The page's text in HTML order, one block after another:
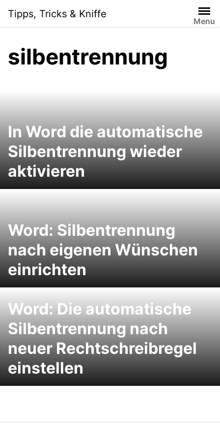
content
Tipps, Tricks & Kniffe
Menu
silbentrennung
In Word die automatische
Silbentrennung wieder
aktivieren
Word: Silbentrennung
nach eigenen Wünschen
einrichten
Word: Die automatische
Silbentrennung nach
neuer Rechtschreibregel
einstellen